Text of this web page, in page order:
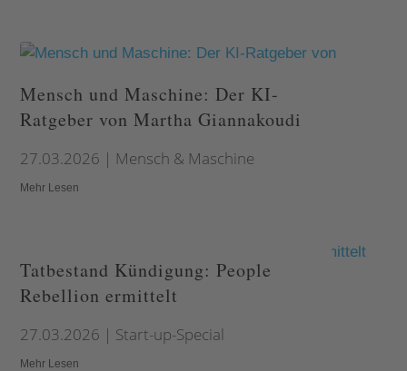
Mensch und Maschine: Der KI-
Ratgeber von Martha Giannakoudi
27.03.2026 | Mensch & Maschine
Mehr Lesen
Tatbestand Kündigung: People
Rebellion ermittelt
27.03.2026 | Start-up-Special
Mehr Lesen